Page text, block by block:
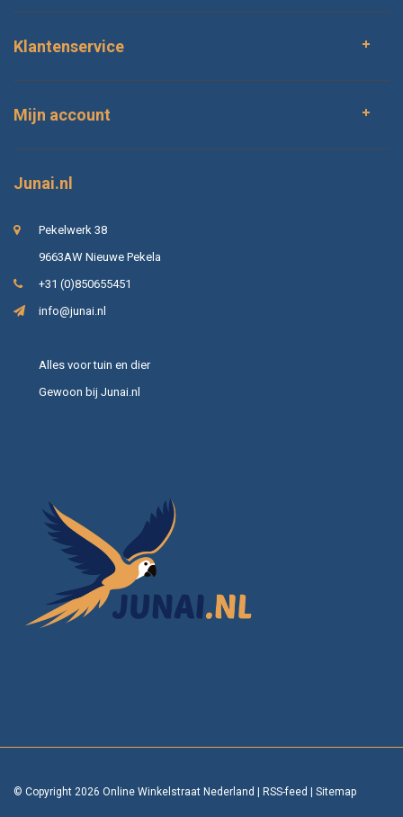
Klantenservice
Mijn account
Junai.nl
Pekelwerk 38
9663AW Nieuwe Pekela
+31 (0)850655451
info@junai.nl
Alles voor tuin en dier
Gewoon bij Junai.nl
© Copyright 2026 Online Winkelstraat Nederland RSS-feed Sitemap